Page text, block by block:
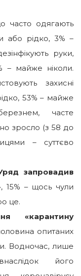
часто одягають
або рідко, 3% –
руки,
– майже ніколи.
захисні
53% – майже
часте
зросло (з 58 до
– суттєво
запровадив
, 15% – щось чули
це.
«карантину
опитаних
Водночас, лише
його